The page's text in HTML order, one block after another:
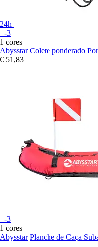
24h
+-3
1 cores
Abysstar Colete ponderado
€ 51,83
+-3
1 cores
Abysstar Planche de Caça